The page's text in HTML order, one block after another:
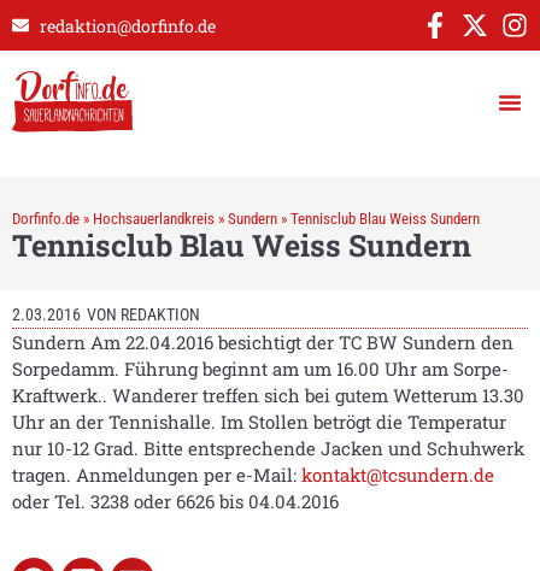
redaktion@dorfinfo.de
Dorfinfo.de » Hochsauerlandkreis » Sundern » Tennisclub Blau Weiss Sundern
Tennisclub Blau Weiss Sundern
2.03.2016 VON REDAKTION
Sundern Am 22.04.2016 besichtigt der TC BW Sundern den
Sorpedamm. Führung beginnt am um 16.00 Uhr am Sorpe-
Kraftwerk.. Wanderer treffen sich bei gutem Wetterum 13.30
Uhr an der Tennishalle. Im Stollen betrögt die Temperatur
nur 10-12 Grad. Bitte entsprechende Jacken und Schuhwerk
tragen. Anmeldungen per e-Mail: kontakt@tcsundern.de
oder Tel. 3238 oder 6626 bis 04.04.2016